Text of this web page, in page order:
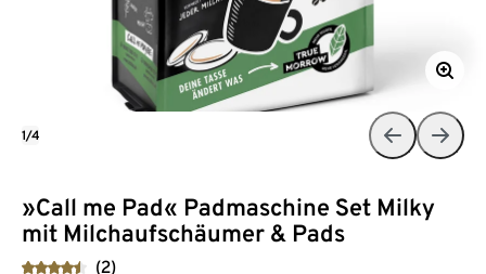
»Call me Pad« Padmaschine Set Milky
mit Milchaufschäumer & Pads
(2)
1/4